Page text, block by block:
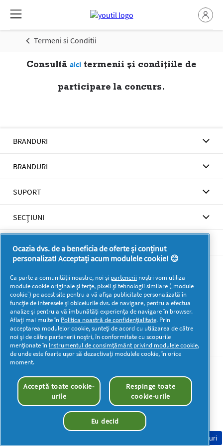
Termeni si Conditii
Consultăaicitermenii și condițiile de
participare la concurs.
BRANDURI
BRANDURI
SUPORT
SECŢIUNI
DOCUMENTE LEGALE DETERGENTI SA
Mai multă inspirație
Drepturi de autor © 2026 P&G. Toate drepturile rezervate
Consimțământ Cookie-uri
Ocazia dvs. de a beneficia de oferte și conținut
personalizat! Acceptați acum modulele cookie! 😊
Ca parte a comunității noastre, noi și partenerii noștri vom utiliza
module cookie originale și terțe, pixeli și tehnologii similare („module
cookie”) pe acest site pentru a vă afișa publicitate personalizată în
funcție de interesele și obiceiurile dvs. de navigare, pentru a efectua
analize și pentru a vă îmbunătăți experiența de navigare în browser.
Aflați mai multe în Politica noastră de confidențialitate. Prin
acceptarea modulelor cookie, sunteți de acord cu utilizarea de către
noi și de către partenerii noștri, în conformitate cu scopurile
menționate în Instrumentul de consimțământ privind modulele cookie,
de unde este foarte ușor să dezactivați modulele cookie, în orice
moment.
Acceptă toate cookie-
urile
Respinge toate
cookie-urile
Eu decid